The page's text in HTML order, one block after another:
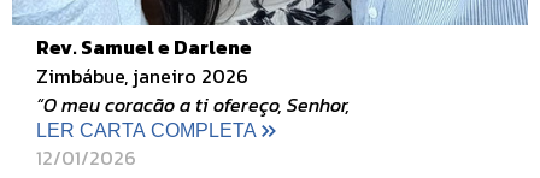
Rev. Samuel e Darlene
Zimbábue, janeiro 2026
“O meu coracão a ti ofereço, Senhor,
LER CARTA COMPLETA
12/01/2026